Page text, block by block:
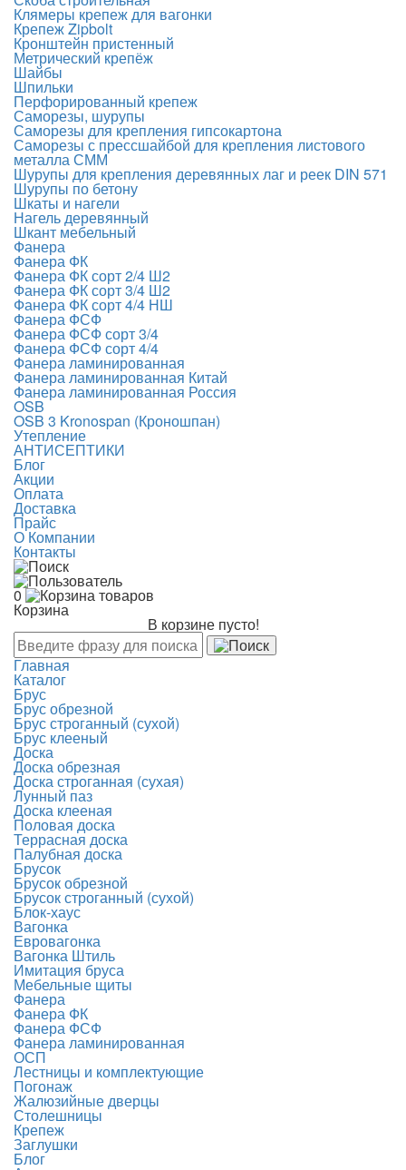
Клямеры крепеж для вагонки
Крепеж Zipbolt
Кронштейн пристенный
Метрический крепёж
Шайбы
Шпильки
Перфорированный крепеж
Саморезы, шурупы
Саморезы для крепления гипсокартона
Саморезы с прессшайбой для крепления листового
металла СММ
Шурупы для крепления деревянных лаг и реек DIN 571
Шурупы по бетону
Шкаты и нагели
Нагель деревянный
Шкант мебельный
Фанера
Фанера ФК
Фанера ФК сорт 2/4 Ш2
Фанера ФК сорт 3/4 Ш2
Фанера ФК сорт 4/4 НШ
Фанера ФСФ
Фанера ФСФ сорт 3/4
Фанера ФСФ сорт 4/4
Фанера ламинированная
Фанера ламинированная Китай
Фанера ламинированная Россия
OSB
OSB 3 Kronospan (Кроношпан)
Утепление
АНТИСЕПТИКИ
Блог
Акции
Оплата
Доставка
Прайс
О Компании
Контакты
0
Корзина
В корзине пусто!
Главная
Каталог
Брус
Брус обрезной
Брус строганный (сухой)
Брус клееный
Доска
Доска обрезная
Доска строганная (сухая)
Лунный паз
Доска клееная
Половая доска
Террасная доска
Палубная доска
Брусок
Брусок обрезной
Брусок строганный (сухой)
Блок-хаус
Вагонка
Евровагонка
Вагонка Штиль
Имитация бруса
Мебельные щиты
Фанера
Фанера ФК
Фанера ФСФ
Фанера ламинированная
ОСП
Лестницы и комплектующие
Погонаж
Жалюзийные дверцы
Столешницы
Крепеж
Заглушки
Блог